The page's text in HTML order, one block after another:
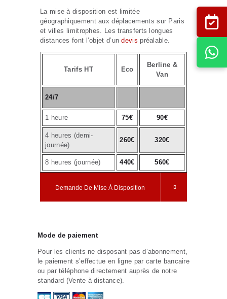
La mise à disposition est limitée
géographiquement aux déplacements sur Paris
et villes limitrophes. Les transferts longues
distances font l’objet d’undevis préalable.
Tarifs HT Eco
Berline &
Van
24/7
1 heure 75€ 90€
4 heures (demi-
journée)
260€ 320€
8 heures (journée) 440€ 560€
Demande De Mise À Disposition
Mode de paiement
Pour les clients ne disposant pas d’abonnement,
le paiement s’effectue en ligne par carte bancaire
ou par téléphone directement auprès de notre
standard (Vente à distance).